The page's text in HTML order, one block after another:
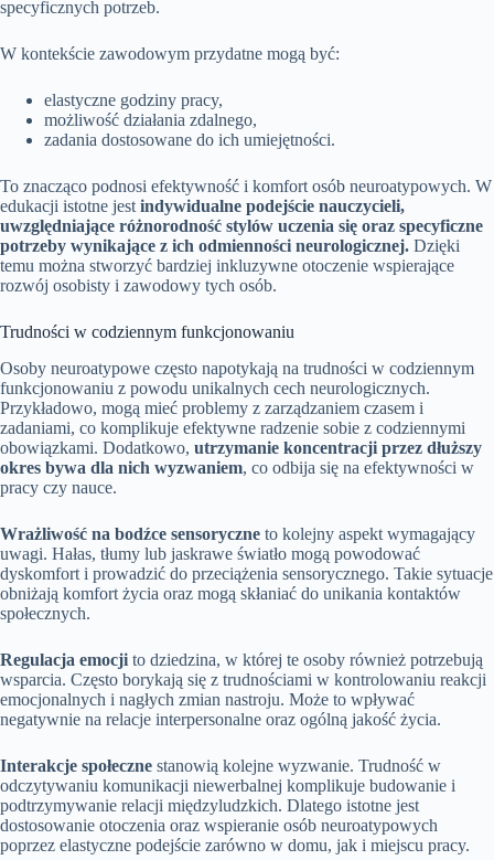
specyficznych potrzeb.
W kontekście zawodowym przydatne mogą być:
elastyczne godziny pracy,
możliwość działania zdalnego,
zadania dostosowane do ich umiejętności.
To znacząco podnosi efektywność i komfort osób neuroatypowych. W
edukacji istotne jest indywidualne podejście nauczycieli,
uwzględniające różnorodność stylów uczenia się oraz specyficzne
potrzeby wynikające z ich odmienności neurologicznej. Dzięki
temu można stworzyć bardziej inkluzywne otoczenie wspierające
rozwój osobisty i zawodowy tych osób.
Trudności w codziennym funkcjonowaniu
Osoby neuroatypowe często napotykają na trudności w codziennym
funkcjonowaniu z powodu unikalnych cech neurologicznych.
Przykładowo, mogą mieć problemy z zarządzaniem czasem i
zadaniami, co komplikuje efektywne radzenie sobie z codziennymi
obowiązkami. Dodatkowo, utrzymanie koncentracji przez dłuższy
okres bywa dla nich wyzwaniem, co odbija się na efektywności w
pracy czy nauce.
Wrażliwość na bodźce sensoryczne to kolejny aspekt wymagający
uwagi. Hałas, tłumy lub jaskrawe światło mogą powodować
dyskomfort i prowadzić do przeciążenia sensorycznego. Takie sytuacje
obniżają komfort życia oraz mogą skłaniać do unikania kontaktów
społecznych.
Regulacja emocji to dziedzina, w której te osoby również potrzebują
wsparcia. Często borykają się z trudnościami w kontrolowaniu reakcji
emocjonalnych i nagłych zmian nastroju. Może to wpływać
negatywnie na relacje interpersonalne oraz ogólną jakość życia.
Interakcje społeczne stanowią kolejne wyzwanie. Trudność w
odczytywaniu komunikacji niewerbalnej komplikuje budowanie i
podtrzymywanie relacji międzyludzkich. Dlatego istotne jest
dostosowanie otoczenia oraz wspieranie osób neuroatypowych
poprzez elastyczne podejście zarówno w domu, jak i miejscu pracy.